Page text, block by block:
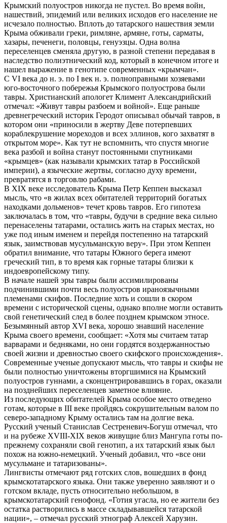
Крымский полуостров никогда не пустел. Во время войн,
нашествий, эпидемий или великих исходов его население не
исчезало полностью. Вплоть до татарского нашествия земли
Крыма обживали греки, римляне, армяне, готы, сарматы,
хазары, печенеги, половцы, генуэзцы. Одна волна
переселенцев сменяла другую, в разной степени передавая в
наследство полиэтнический код, который в конечном итоге и
нашел выражение в генотипе современных «крымчан».
С VI века до н. э. по I век н. э. полноправными хозяевами
юго-восточного побережья Крымского полуострова были
тавры. Христианский апологет Климент Александрийский
отмечал: «Живут тавры разбоем и войной». Еще раньше
древнегреческий историк Геродот описывал обычай тавров, в
котором они «приносили в жертву Деве потерпевших
кораблекрушение мореходов и всех эллинов, кого захватят в
открытом море». Как тут не вспомнить, что спустя многие
века разбой и война станут постоянными спутниками
«крымцев» (как называли крымских татар в Российской
империи), а языческие жертвы, согласно духу времени,
превратятся в торговлю рабами.
В XIX веке исследователь Крыма Петр Кеппен высказал
мысль, что «в жилах всех обитателей территорий богатых
находками дольменов» течет кровь тавров. Его гипотеза
заключалась в том, что «тавры, будучи в средние века сильно
перенаселены татарами, остались жить на старых местах, но
уже под иным именем и перейдя постепенно на татарский
язык, заимствовав мусульманскую веру». При этом Кеппен
обратил внимание, что татары Южного берега имеют
греческий тип, в то время как горные татары близки к
индоевропейскому типу.
В начале нашей эры тавры были ассимилированы
подчинившими почти весь полуостров ираноязычными
племенами скифов. Последние хоть и сошли в скором
времени с исторической сцены, однако вполне могли оставить
свой генетический след в более позднем крымском этносе.
Безымянный автор XVI века, хорошо знавший население
Крыма своего времени, сообщает: «Хотя мы считаем татар
варварами и бедняками, но они гордятся воздержанностью
своей жизни и древностью своего скифского происхождения».
Современные ученые допускают мысль, что тавры и скифы не
были полностью уничтожены вторгшимися на Крымский
полуостров гуннами, а сконцентрировавшись в горах, оказали
на позднейших переселенцев заметное влияние.
Из последующих обитателей Крыма особое место отведено
готам, которые в III веке пройдясь сокрушительным валом по
северо-западному Крыму остались там на долгие века.
Русский ученый Станислав Сестреневич-Богуш отмечал, что
и на рубеже XVIII-XIX веков живущие близ Мангупа готы по-
прежнему сохраняли свой генотип, а их татарский язык был
похож на южно-немецкий. Ученый добавил, что «все они
мусульмане и татаризованы».
Лингвисты отмечают ряд готских слов, вошедших в фонд
крымскотатарского языка. Они также уверенно заявляют и о
готском вкладе, пусть относительно небольшом, в
крымскотатарский генофонд. «Готия угасла, но ее жители без
остатка растворились в массе складывавшейся татарской
нации», – отмечал русский этнограф Алексей Харузин.